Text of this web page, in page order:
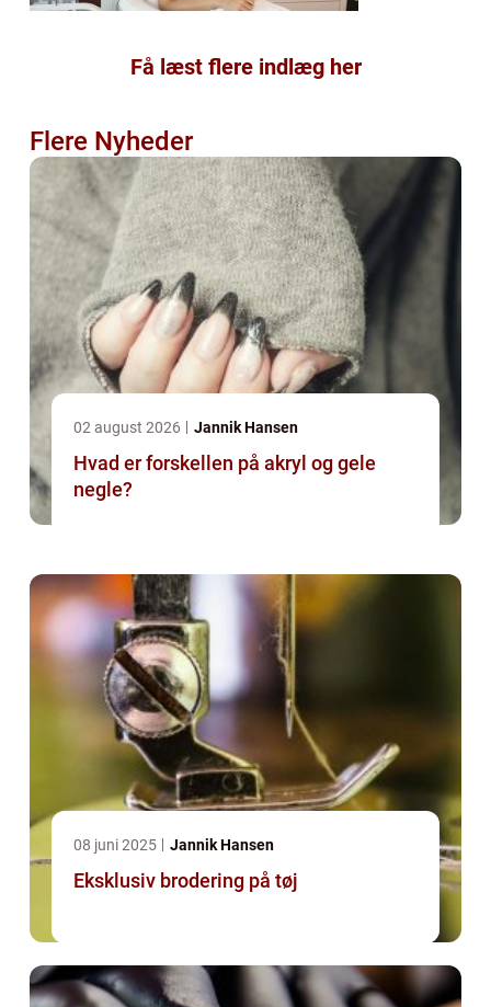
Få læst flere indlæg her
Flere Nyheder
02 august 2026 Jannik Hansen
Hvad er forskellen på akryl og gele
negle?
08 juni 2025 Jannik Hansen
Eksklusiv brodering på tøj